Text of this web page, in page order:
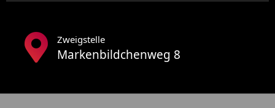
Zweigstelle
Markenbildchenweg 8